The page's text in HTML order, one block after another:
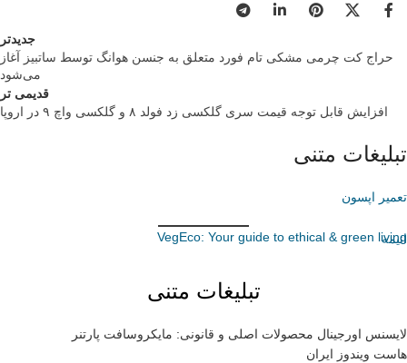
جدیدتر
حراج کت چرمی مشکی تام فورد متعلق به جنسن هوانگ توسط ساتبیز آغاز
می‌شود
قدیمی تر
افزایش قابل توجه قیمت سری گلکسی زد فولد ۸ و گلکسی واچ ۹ در اروپا
تبلیغات متنی
تعمیر اپسون
VegEco: Your guide to ethical & green living
انیمه
تبلیغات متنی
لایسنس اورجینال محصولات اصلی و قانونی: مایکروسافت پارتنر
هاست ویندوز ایران